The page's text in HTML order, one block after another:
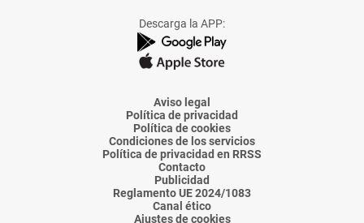
de
La
Voz
Almería
de
La
Voz
Almería
de
La
Voz
Almería
de
La
Voz
Almería
de
La
Voz
Descarga la APP:
Aviso legal
Política de privacidad
Política de cookies
Condiciones de los servicios
Política de privacidad en RRSS
Contacto
Publicidad
Reglamento UE 2024/1083
Canal ético
Ajustes de cookies